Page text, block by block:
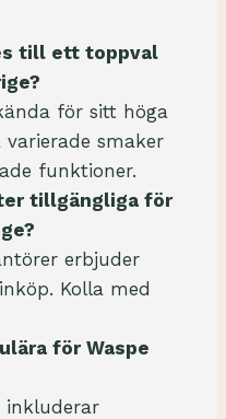
till ett toppval
för sitt höga
smaker
funktioner.
tillgängliga för
erbjuder
Kolla med
för Waspe
inkluderar